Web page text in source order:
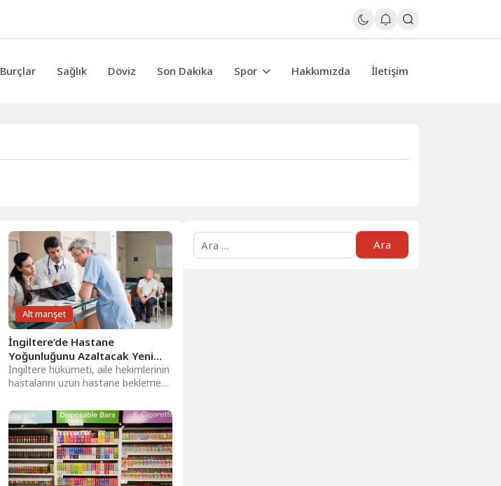
Burçlar Sağlık Döviz Son Dakika Spor Hakkımızda İletişim
Alt manşet
İngiltere’de Hastane
Yoğunluğunu Azaltacak Yeni
Sağlık Planı Devrede
İngiltere hükümeti, aile hekimlerinin
hastalarını uzun hastane bekleme
edebilmesini sağlamak için yeni...
Arama: